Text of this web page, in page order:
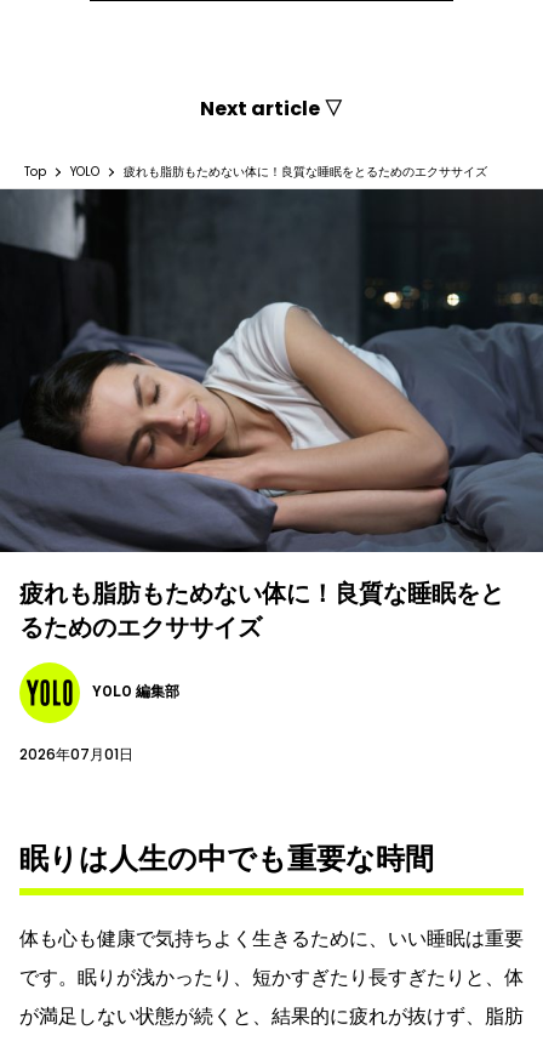
Next article ▽
Top YOLO 疲れも脂肪もためない体に！良質な睡眠をとるためのエクササイズ
疲れも脂肪もためない体に！良質な睡眠をと
るためのエクササイズ
YOLO 編集部
2026年07月01日
眠りは人生の中でも重要な時間
体も心も健康で気持ちよく生きるために、いい睡眠は重要
です。眠りが浅かったり、短かすぎたり長すぎたりと、体
が満足しない状態が続くと、結果的に疲れが抜けず、脂肪